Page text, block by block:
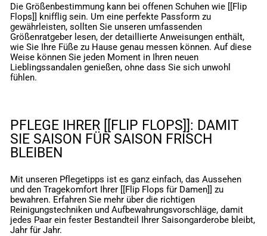
Die Größenbestimmung kann bei offenen Schuhen wie [[Flip
Flops]] knifflig sein. Um eine perfekte Passform zu
gewährleisten, sollten Sie unseren umfassenden
Größenratgeber lesen, der detaillierte Anweisungen enthält,
wie Sie Ihre Füße zu Hause genau messen können. Auf diese
Weise können Sie jeden Moment in Ihren neuen
Lieblingssandalen genießen, ohne dass Sie sich unwohl
fühlen.
PFLEGE IHRER [[FLIP FLOPS]]: DAMIT
SIE SAISON FÜR SAISON FRISCH
BLEIBEN
Mit unseren Pflegetipps ist es ganz einfach, das Aussehen
und den Tragekomfort Ihrer [[Flip Flops für Damen]] zu
bewahren. Erfahren Sie mehr über die richtigen
Reinigungstechniken und Aufbewahrungsvorschläge, damit
jedes Paar ein fester Bestandteil Ihrer Saisongarderobe bleibt,
Jahr für Jahr.